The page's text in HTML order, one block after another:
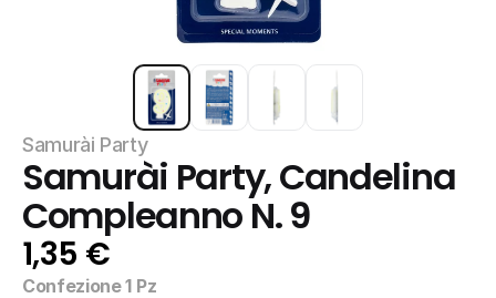
Samurài Party
Samurài Party, Candelina
Compleanno N. 9
1,35 €
Confezione 1 Pz